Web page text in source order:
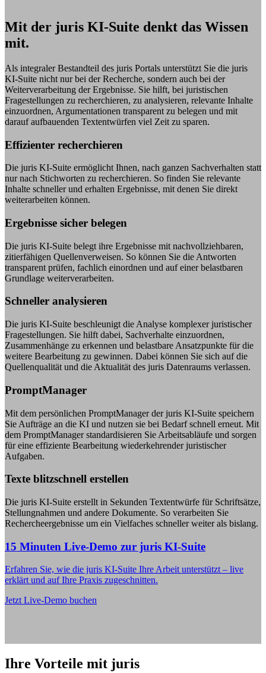
Mit der juris KI-Suite denkt das Wissen
mit.
Als integraler Bestandteil des juris Portals unterstützt Sie die juris
KI-Suite nicht nur bei der Recherche, sondern auch bei der
Weiterverarbeitung der Ergebnisse. Sie hilft, bei juristischen
Fragestellungen zu recherchieren, zu analysieren, relevante Inhalte
einzuordnen, Argumentationen transparent zu belegen und mit
darauf aufbauenden Textentwürfen viel Zeit zu sparen.
Effizienter recherchieren
Die juris KI-Suite ermöglicht Ihnen, nach ganzen Sachverhalten statt
nur nach Stichworten zu recherchieren. So finden Sie relevante
Inhalte schneller und erhalten Ergebnisse, mit denen Sie direkt
weiterarbeiten können.
Ergebnisse sicher belegen
Die juris KI-Suite belegt ihre Ergebnisse mit nachvollziehbaren,
zitierfähigen Quellenverweisen. So können Sie die Antworten
transparent prüfen, fachlich einordnen und auf einer belastbaren
Grundlage weiterverarbeiten.
Schneller analysieren
Die juris KI-Suite beschleunigt die Analyse komplexer juristischer
Fragestellungen. Sie hilft dabei, Sachverhalte einzuordnen,
Zusammenhänge zu erkennen und belastbare Ansatzpunkte für die
weitere Bearbeitung zu gewinnen. Dabei können Sie sich auf die
Quellenqualität und die Aktualität des juris Datenraums verlassen.
PromptManager
Mit dem persönlichen PromptManager der juris KI-Suite speichern
Sie Aufträge an die KI und nutzen sie bei Bedarf schnell erneut. Mit
dem PromptManager standardisieren Sie Arbeitsabläufe und sorgen
für eine effiziente Bearbeitung wiederkehrender juristischer
Aufgaben.
Texte blitzschnell erstellen
Die juris KI-Suite erstellt in Sekunden Textentwürfe für Schriftsätze,
Stellungnahmen und andere Dokumente. So verarbeiten Sie
Rechercheergebnisse um ein Vielfaches schneller weiter als bislang.
15 Minuten Live-Demo zur juris KI-Suite
Erfahren Sie, wie die juris KI-Suite Ihre Arbeit unterstützt – live
erklärt und auf Ihre Praxis zugeschnitten.
Jetzt Live-Demo buchen
Ihre Vorteile mit juris